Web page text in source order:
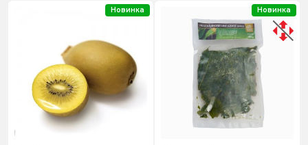
Новинка Новинка